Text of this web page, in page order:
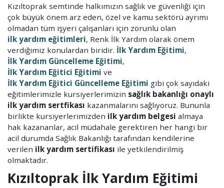
Kızıltoprak semtinde halkımızın sağlık ve güvenliği için
çok büyük önem arz eden, özel ve kamu sektörü ayrımı
olmadan tüm işyeri çalışanları için zorunlu olan
ilk yardım eğitimleri, Renk İlk Yardım olarak önem
verdiğimiz konulardan biridir. İlk Yardım Eğitimi,
İlk Yardım Güncelleme Eğitimi,
İlk Yardım Eğitici Eğitimi ve
İlk Yardım Eğitici Güncelleme Eğitimi gibi çok sayıdaki
eğitimlerimizle kursiyerlerimizin sağlık bakanlığı onaylı
ilk yardım sertfikası kazanmalarını sağlıyoruz. Bununla
birlikte kursiyerlerimizden ilk yardım belgesi almaya
hak kazananlar, acil müdahale gerektiren her hangi bir
acil durumda Sağlık Bakanlığı tarafından kendilerine
verilen ilk yardım sertifikası ile yetkilendirilmiş
olmaktadır.
Kızıltoprak İlk Yardım Eğitimi